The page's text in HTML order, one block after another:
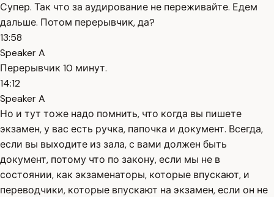
Супер. Так что за аудирование не переживайте. Едем
дальше. Потом перерывчик, да?
13:58
Speaker A
Перерывчик 10 минут.
14:12
Speaker A
Но и тут тоже надо помнить, что когда вы пишете
экзамен, у вас есть ручка, папочка и документ. Всегда,
если вы выходите из зала, с вами должен быть
документ, потому что по закону, если мы не в
состоянии, как экзаменаторы, которые впускают, и
переводчики, которые впускают на экзамен, если он не